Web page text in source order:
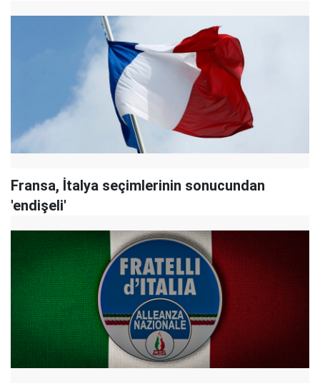
Fransa, İtalya seçimlerinin sonucundan
'endişeli'